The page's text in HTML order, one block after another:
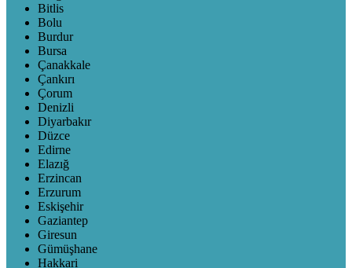
Bitlis
Bolu
Burdur
Bursa
Çanakkale
Çankırı
Çorum
Denizli
Diyarbakır
Düzce
Edirne
Elazığ
Erzincan
Erzurum
Eskişehir
Gaziantep
Giresun
Gümüşhane
Hakkari